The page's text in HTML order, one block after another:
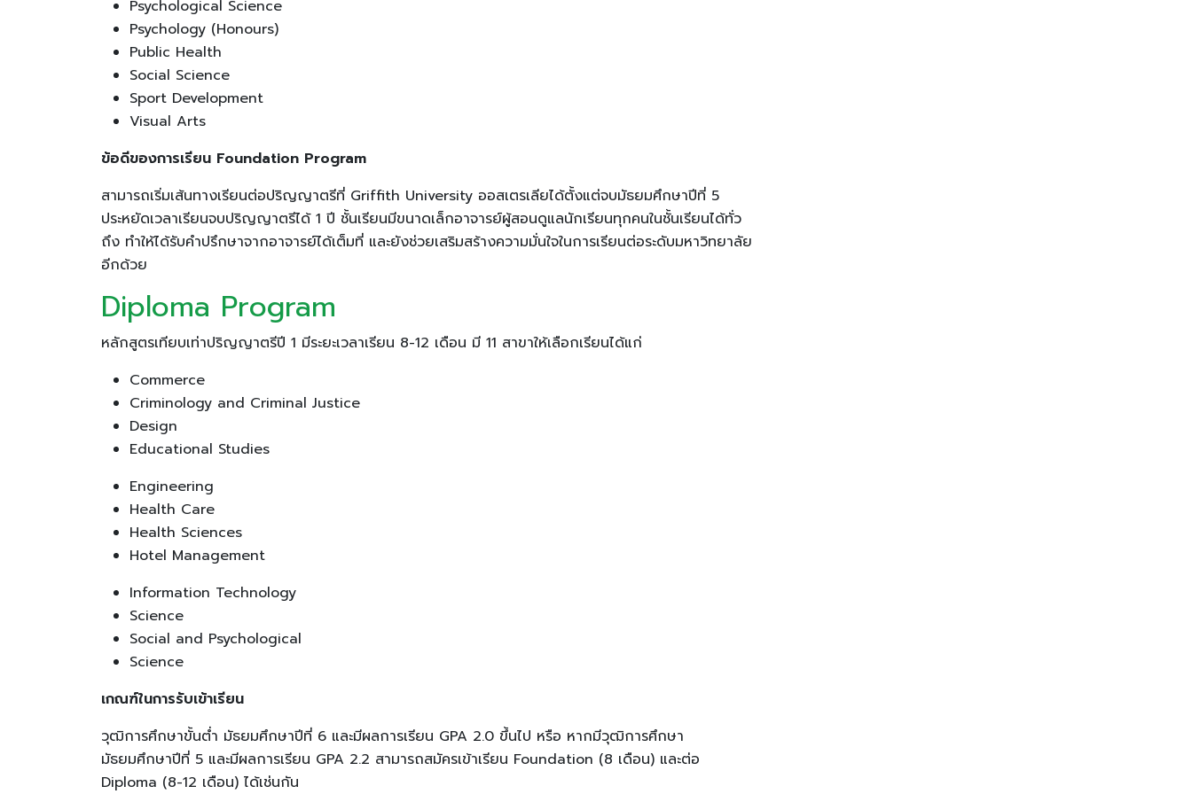
Psychological Science
Psychology (Honours)
Public Health
Social Science
Sport Development
Visual Arts
ข้อดีของการเรียน Foundation Program
สามารถเริ่มเส้นทางเรียนต่อปริญญาตรีที่ Griffith University ออสเตรเลียได้ตั้งแต่จบมัธยมศึกษาปีที่ 5
ประหยัดเวลาเรียนจบปริญญาตรีได้ 1 ปี ชั้นเรียนมีขนาดเล็กอาจารย์ผู้สอนดูแลนักเรียนทุกคนในชั้นเรียนได้ทั่ว
ถึง ทำให้ได้รับคำปรึกษาจากอาจารย์ได้เต็มที่ และยังช่วยเสริมสร้างความมั่นใจในการเรียนต่อระดับมหาวิทยาลัย
อีกด้วย
Diploma Program
หลักสูตรเทียบเท่าปริญญาตรีปี 1 มีระยะเวลาเรียน 8-12 เดือน มี 11 สาขาให้เลือกเรียนได้แก่
Commerce
Criminology and Criminal Justice
Design
Educational Studies
Engineering
Health Care
Health Sciences
Hotel Management
Information Technology
Science
Social and Psychological
Science
เกณฑ์ในการรับเข้าเรียน
วุฒิการศึกษาขั้นต่ำ มัธยมศึกษาปีที่ 6 และมีผลการเรียน GPA 2.0 ขึ้นไป หรือ หากมีวุฒิการศึกษา
มัธยมศึกษาปีที่ 5 และมีผลการเรียน GPA 2.2 สามารถสมัครเข้าเรียน Foundation (8 เดือน) และต่อ
Diploma (8-12 เดือน) ได้เช่นกัน